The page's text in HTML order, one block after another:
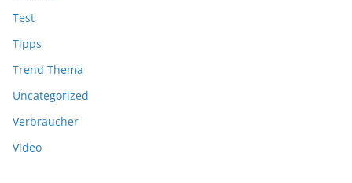
Test
Tipps
Trend Thema
Uncategorized
Verbraucher
Video